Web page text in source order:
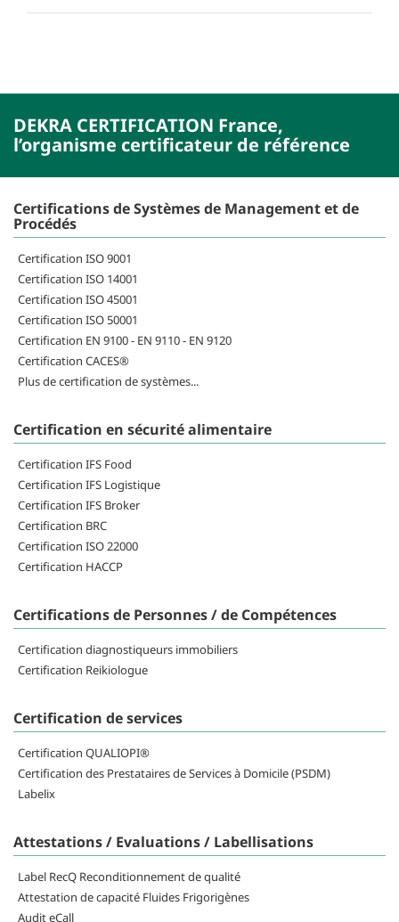
DEKRA CERTIFICATION France,
l’organisme certificateur de référence
Certifications de Systèmes de Management et de
Procédés
Certification ISO 9001
Certification ISO 14001
Certification ISO 45001
Certification ISO 50001
Certification EN 9100 - EN 9110 - EN 9120
Certification CACES®
Plus de certification de systèmes...
Certification en sécurité alimentaire
Certification IFS Food
Certification IFS Logistique
Certification IFS Broker
Certification BRC
Certification ISO 22000
Certification HACCP
Certifications de Personnes / de Compétences
Certification diagnostiqueurs immobiliers
Certification Reikiologue
Certification de services
Certification QUALIOPI®
Certification des Prestataires de Services à Domicile (PSDM)
Labelix
Attestations / Evaluations / Labellisations
Label RecQ Reconditionnement de qualité
Attestation de capacité Fluides Frigorigènes
Audit eCall